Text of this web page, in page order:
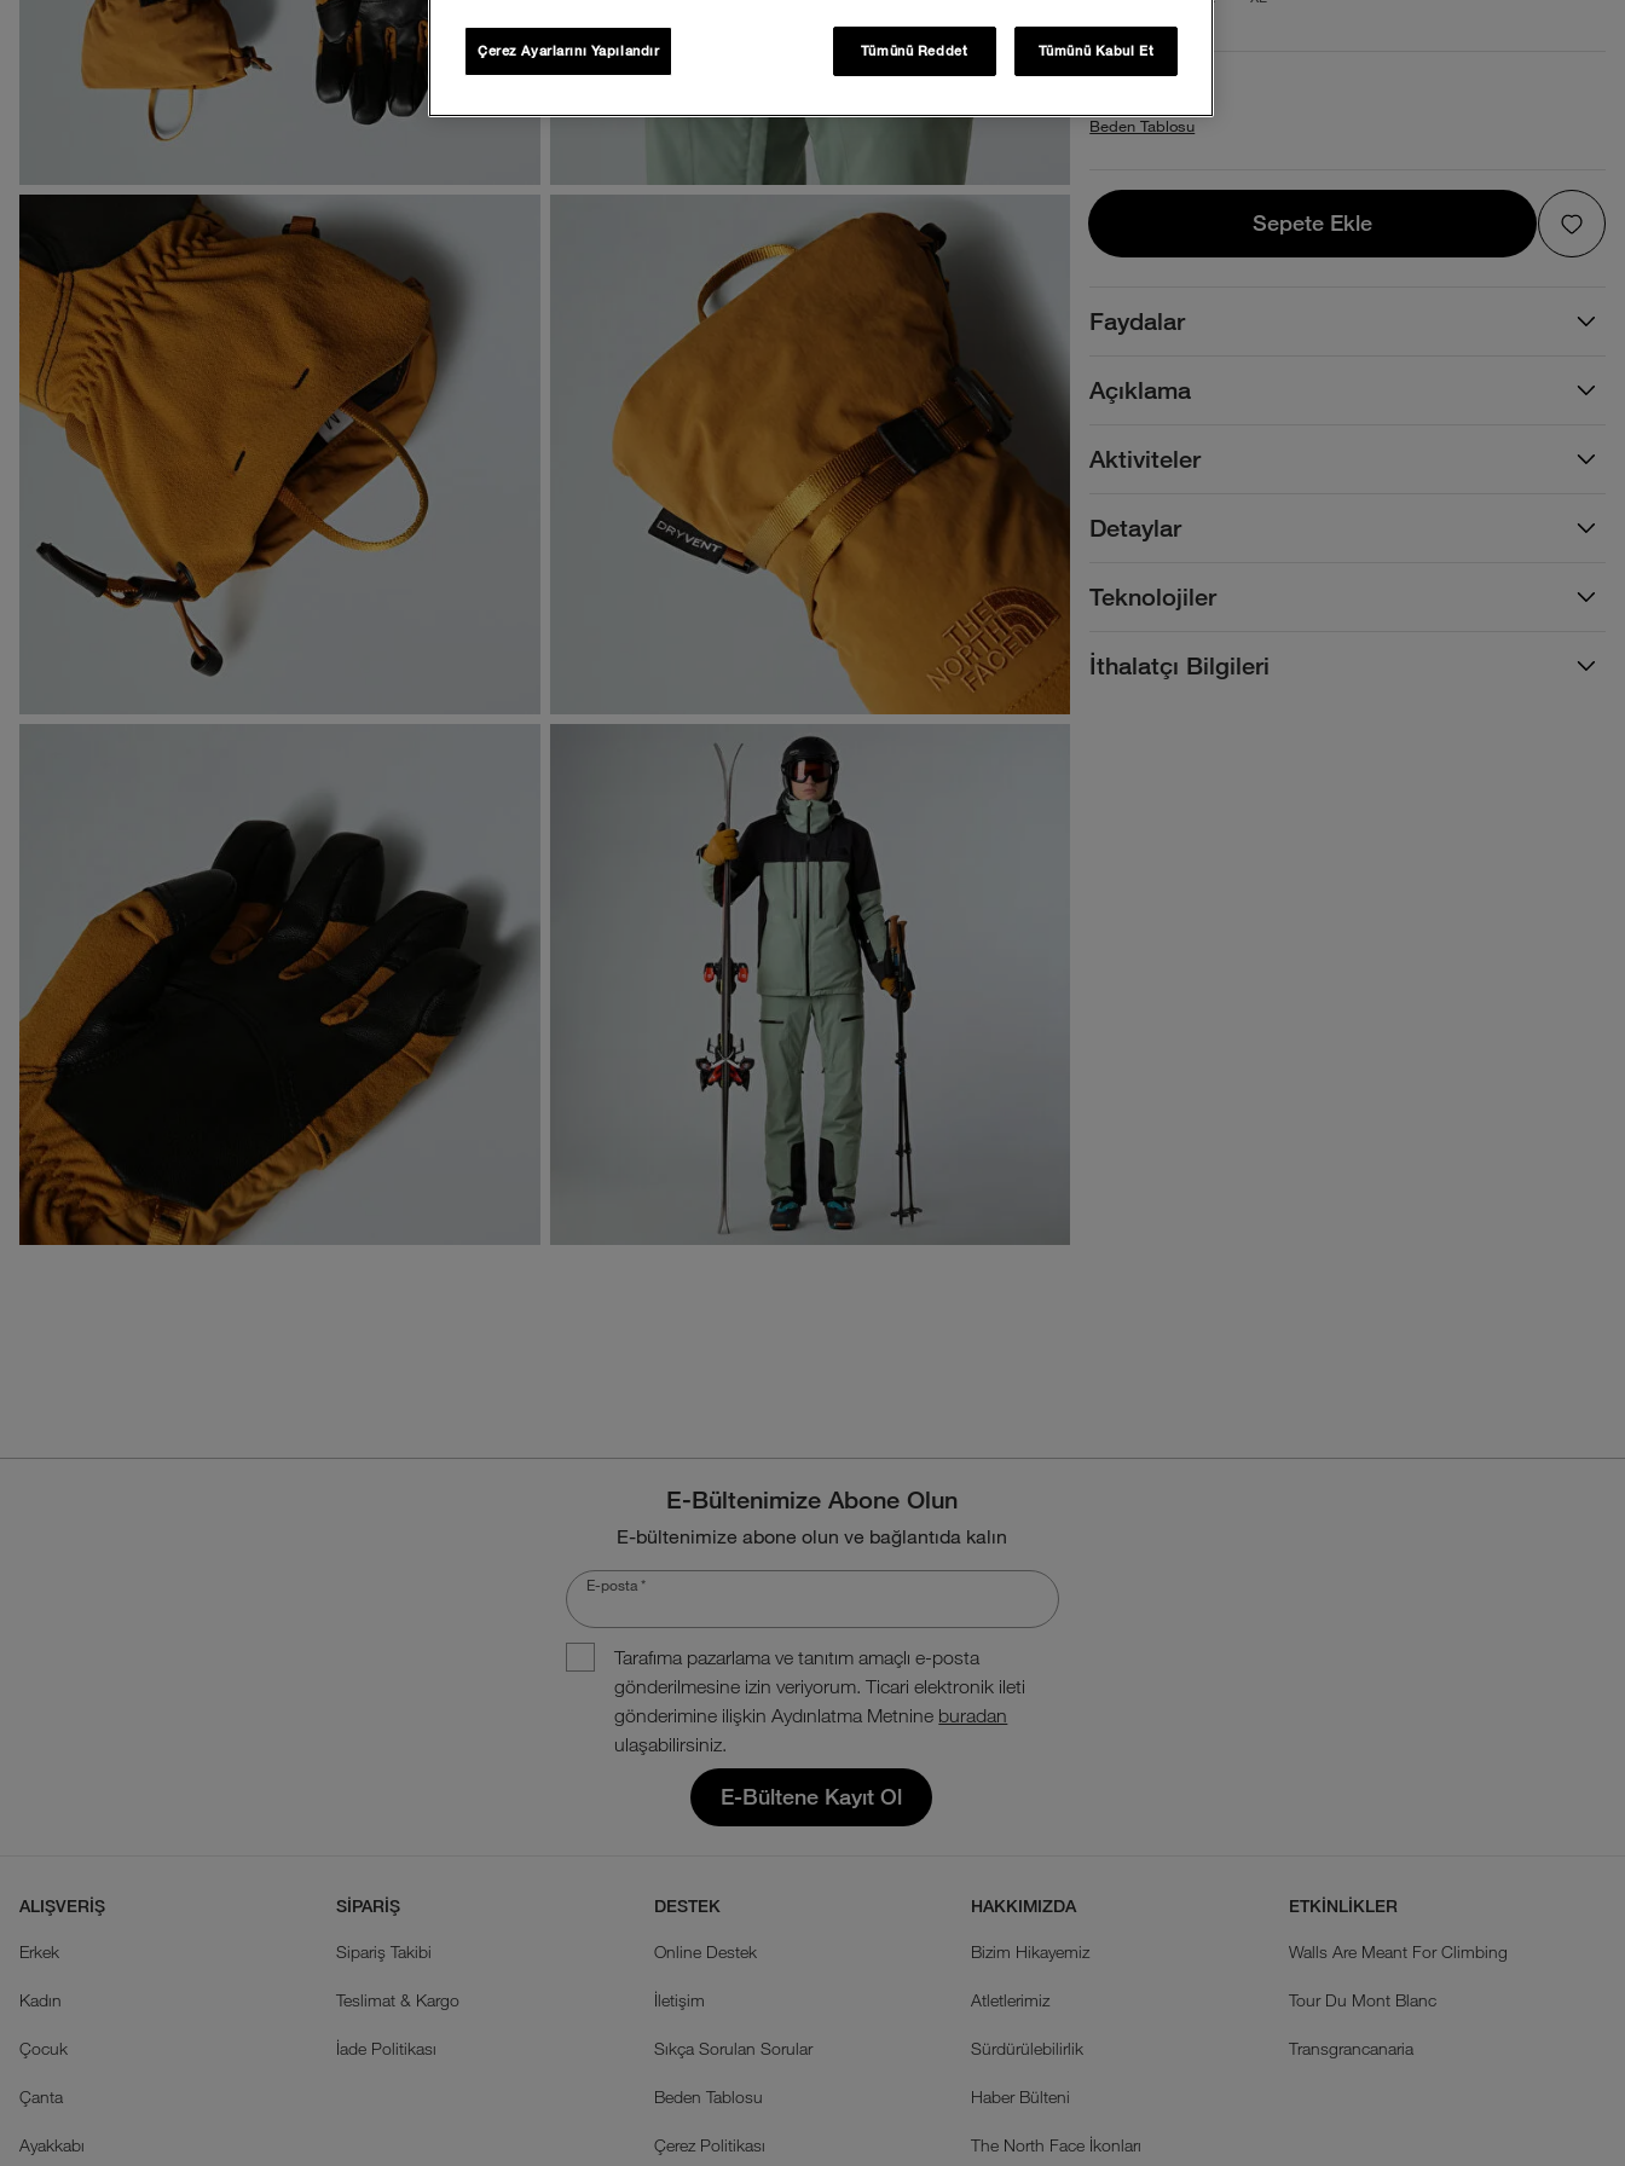
Beden ve Kalıp
Beden Tablosu
Sepete Ekle
Sepete Ekle
Açıklama
Detaylar
Aktiviteler
Faydalar
Teknolojiler
İthalatçı Bilgileri
E-Bültenimize Abone Olun
E-bültenimize abone olun ve bağlantıda kalın
E-posta *
Tarafıma pazarlama ve tanıtım amaçlı e-posta
gönderilmesine izin veriyorum. Ticari elektronik ileti
gönderimine ilişkin Aydınlatma Metnine buradan
ulaşabilirsiniz.
E-Bültene Kayıt Ol
ALIŞVERİŞ
Erkek
Kadın
Çocuk
Çanta
Ayakkabı
SİPARİŞ
Sipariş Takibi
Teslimat & Kargo
İade Politikası
DESTEK
Online Destek
İletişim
Sıkça Sorulan Sorular
Beden Tablosu
Çerez Politikası
HAKKIMIZDA
Bizim Hikayemiz
Atletlerimiz
Sürdürülebilirlik
Haber Bülteni
The North Face İkonları
ETKİNLİKLER
Walls Are Meant For Climbing
Tour Du Mont Blanc
Transgrancanaria
Tümünü Reddet Tümünü Kabul Et
Çerez Ayarlarını Yapılandır